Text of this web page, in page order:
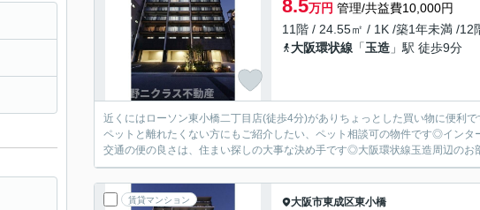
8.5万円 管理/共益費10,000円
11階 / 24.55㎡ / 1K /築1年未満 /12
大阪環状線 「玉造 」駅 徒歩9分
近くにはローソン東小橋二丁目店(徒歩4分)がありちょっとした買い物に便
ペットと離れたくない方にもご紹介したい、ペット相談可の物件です◎イン
交通の便の良さは、住まい探しの大事な決め手です◎大阪環状線玉造周辺の
賃貸マンション 大阪市東成区東小橋